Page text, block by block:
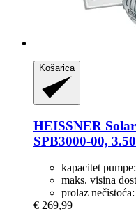
Košarica
HEISSNER
SPB3000-​00,
kapacitet
maks. visina
prolaz
€ 269,99